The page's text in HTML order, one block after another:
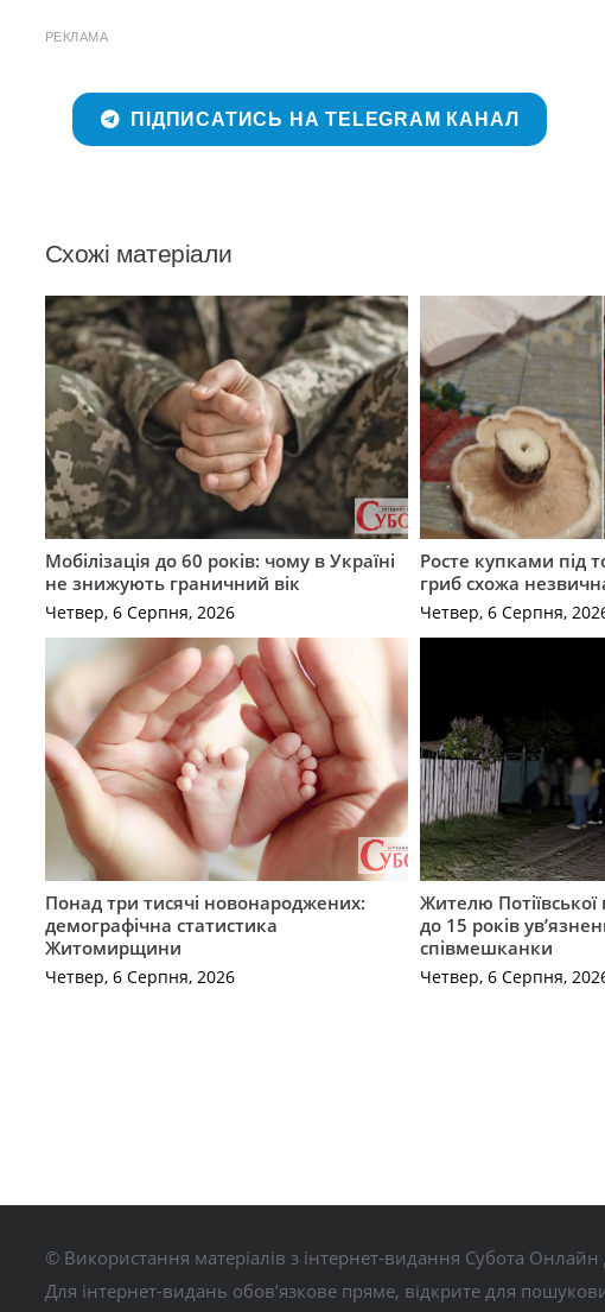
РЕКЛАМА
ПІДПИСАТИСЬ НА TELEGRAM КАНАЛ
Схожі матеріали
Мобілізація до 60 років: чому в Україні
не знижують граничний вік
Четвер, 6 Серпня, 2026
Росте купками під
гриб схожа
Четвер, 6 Серпня,
Понад три тисячі новонароджених:
демографічна статистика
Житомирщини
Четвер, 6 Серпня, 2026
Жителю
до 15 років
співмешканки
Четвер, 6 Серпня,
© Використання матеріалів з інтернет-видання Субота
Для інтернет-видань обов’язкове пряме, відкрите для